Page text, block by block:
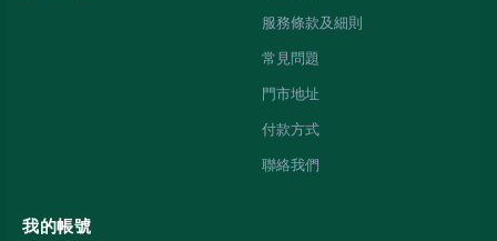
服務條款及細則
常見問題
門市地址
付款方式
聯絡我們
我的帳號